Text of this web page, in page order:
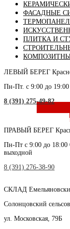
ФАСАДНЫЕ
ПЛИТКА И
ЛЕВЫЙ БЕРЕГ
Пн-Пт. с 9:00 до
8 (391) 275-49-82
ПРАВЫЙ БЕРЕГ
Пн-Пт с 9:00 до 18:00
выходной
8 (391) 276-38-90
СКЛАД
Солонцовский
ул. Московская, 79Б